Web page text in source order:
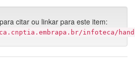
citar ou linkar para este item:
infoteca/